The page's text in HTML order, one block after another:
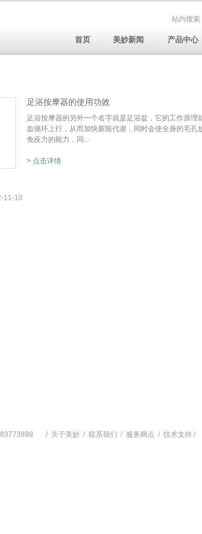
站内搜索
首页 美妙新闻 产品中心
足浴按摩器的使用功效
足浴按摩器的另外一个名字就是足浴盆，它的工作原
血循环上行，从而加快新陈代谢，同时会使全身的毛
免疫力的能力，同...
> 点击详情
11-10
83773898 / 关于美妙/ 联系我们 / 服务网点 / 技术支持/